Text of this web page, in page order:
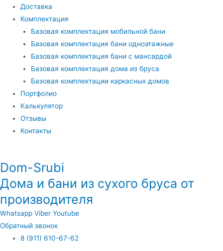
Доставка
Комплектация
Базовая комплектация мобильной бани
Базовая комплектация бани одноэтажные
Базовая комплектация бани с мансардой
Базовая комплектация дома из бруса
Базовая комплектации каркасных домов
Портфолио
Калькулятор
Отзывы
Контакты
Dom-Srubi
Дома и бани из сухого бруса от
производителя
Whatsapp Viber Youtube
Обратный звонок
8 (911) 610-67-62